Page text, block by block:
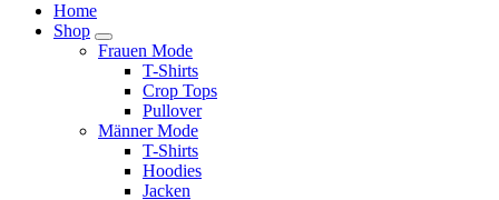
Home
Shop
Frauen Mode
T-Shirts
Crop Tops
Pullover
Männer Mode
T-Shirts
Hoodies
Jacken